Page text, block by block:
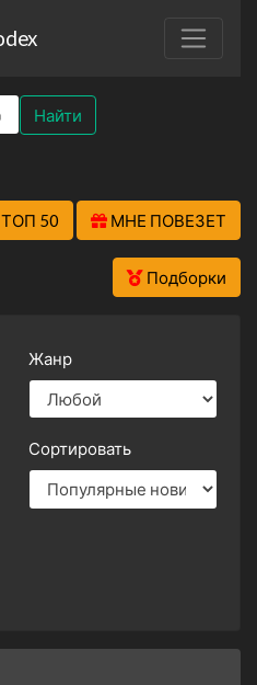
Найти
ТОП 50 МНЕ ПОВЕЗЕТ
Подборки
Жанр
Сортировать